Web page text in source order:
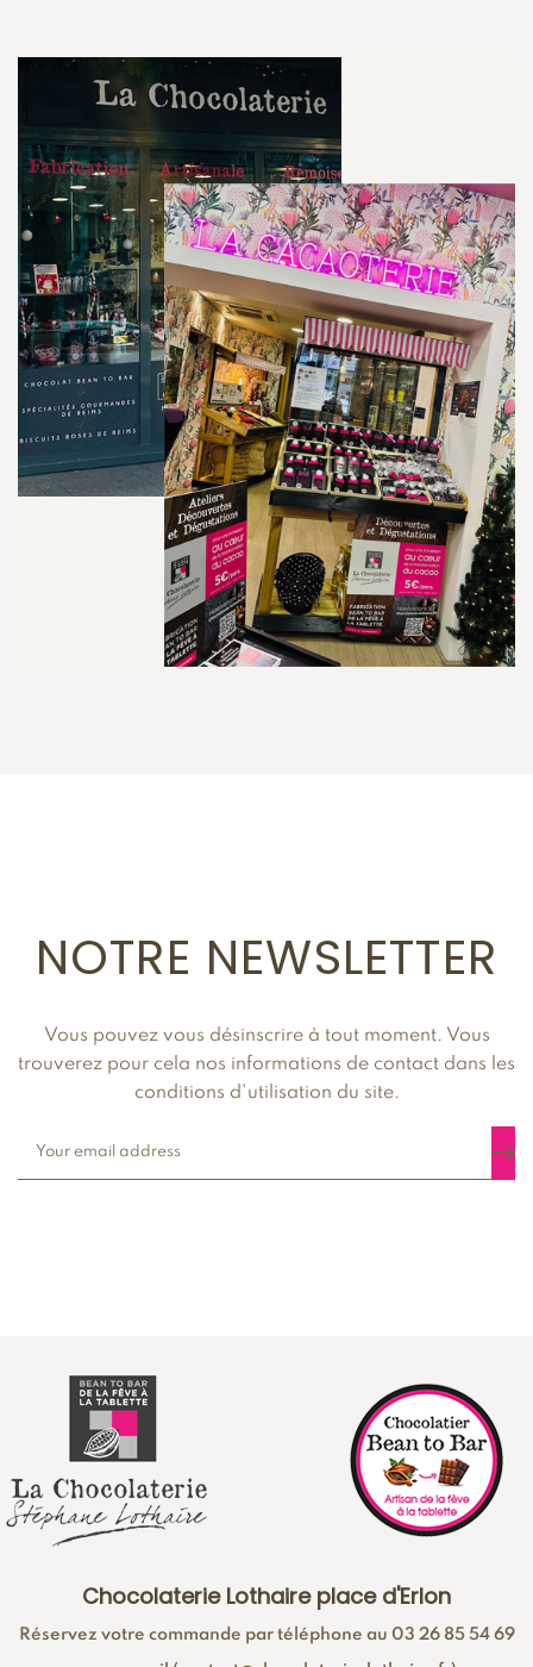
NOTRE NEWSLETTER
Vous pouvez vous désinscrire à tout moment. Vous
trouverez pour cela nos informations de contact dans les
conditions d'utilisation du site.
Chocolaterie Lothaire place d'Erlon
Réservez votre commande par téléphone au 03 26 85 54 69